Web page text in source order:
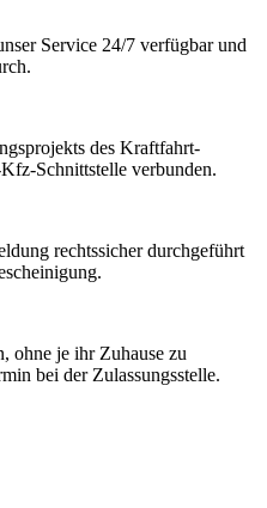
Service 24/7 verfügbar und
des Kraftfahrt-
Schnittstelle verbunden.
rechtssicher durchgeführt
ohne je ihr Zuhause zu
bei der Zulassungsstelle.